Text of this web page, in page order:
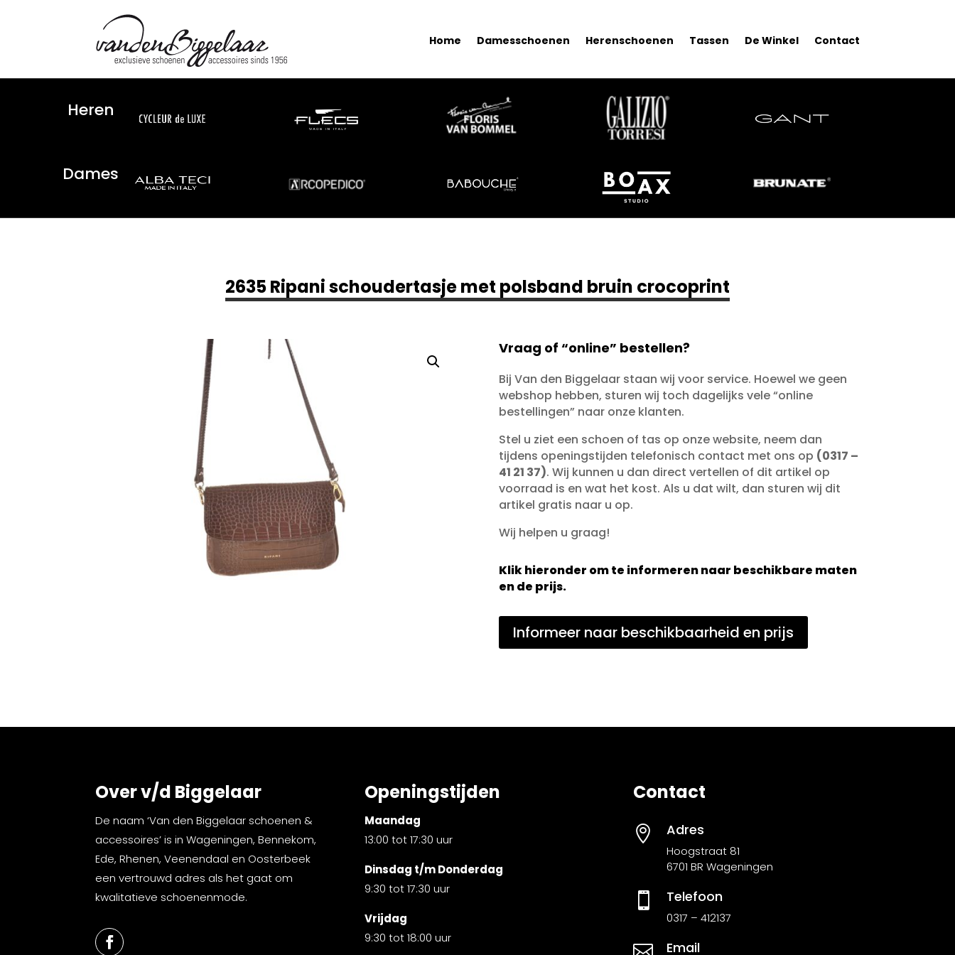
Home Damesschoenen Herenschoenen Tassen De Winkel Contact
Heren
Dames
2635 Ripani schoudertasje met polsband bruin crocoprint
Vraag of “online” bestellen?
Bij Van den Biggelaar staan wij voor service. Hoewel we geen
webshop hebben, sturen wij toch dagelijks vele “online
bestellingen” naar onze klanten.
Stel u ziet een schoen of tas op onze website, neem dan
tijdens openingstijden telefonisch contact met ons op (0317 –
41 21 37). Wij kunnen u dan direct vertellen of dit artikel op
voorraad is en wat het kost. Als u dat wilt, dan sturen wij dit
artikel gratis naar u op.
Wij helpen u graag!
Klik hieronder om te informeren naar beschikbare maten
en de prijs.
Informeer naar beschikbaarheid en prijs
Over v/d Biggelaar
De naam ‘Van den Biggelaar schoenen &
accessoires’ is in Wageningen, Bennekom,
Ede, Rhenen, Veenendaal en Oosterbeek
een vertrouwd adres als het gaat om
kwalitatieve schoenenmode.
Openingstijden
Maandag
13:00 tot 17:30 uur
Dinsdag t/m Donderdag
9:30 tot 17:30 uur
Vrijdag
9:30 tot 18:00 uur
Contact
 Adres
Hoogstraat 81
6701 BR Wageningen
 Telefoon
0317 – 412137
Email